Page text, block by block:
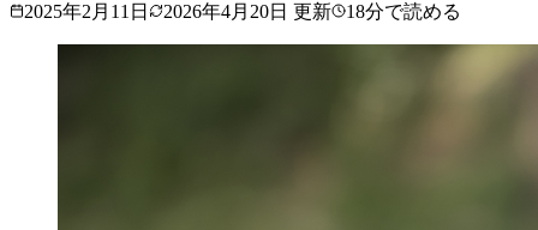
2025年2月11日 2026年4月20日 更新 18分で読める